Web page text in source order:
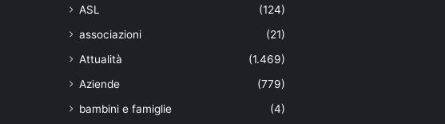
ASL
(124)
associazioni
(21)
Attualità
(1.469)
Aziende
(779)
bambini e famiglie
(4)